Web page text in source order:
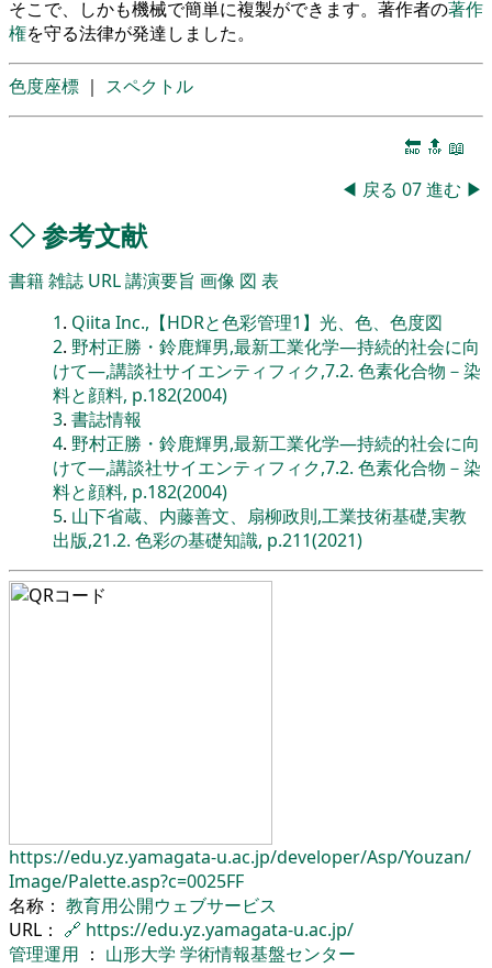
そこで、しかも機械で簡単に複製ができます。著作者の著作
権を守る法律が発達しました。
色度座標 ｜ スペクトル
🔚 🔝 📖
◀ 戻る 07進む ▶
◇参考文献
書籍雑誌 URL講演要旨 画像 図 表
1. Qiita Inc.,【HDRと色彩管理1】光、色、色度図
2. 野村正勝・鈴鹿輝男,最新工業化学―持続的社会に向
けて―,講談社サイエンティフィク,7.2. 色素化合物－染
料と顔料, p.182(2004)
3. 書誌情報
4. 野村正勝・鈴鹿輝男,最新工業化学―持続的社会に向
けて―,講談社サイエンティフィク,7.2. 色素化合物－染
料と顔料, p.182(2004)
5. 山下省蔵、内藤善文、扇柳政則,工業技術基礎,実教
出版,21.2. 色彩の基礎知識, p.211(2021)
https://edu.yz.yamagata-u.ac.jp/developer/Asp/Youzan/
Image/Palette.asp?c=0025FF
名称： 教育用公開ウェブサービス
URL： 🔗 https://edu.yz.yamagata-u.ac.jp/
管理運用 ： 山形大学 学術情報基盤センター